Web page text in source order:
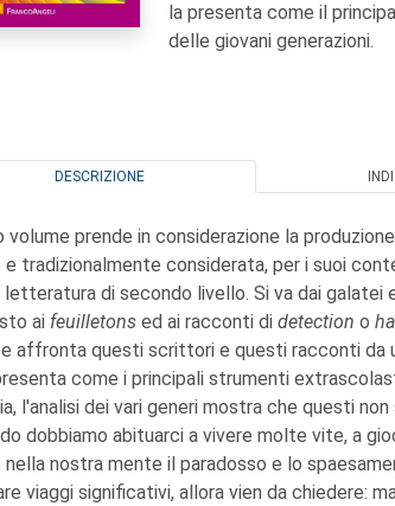
la presenta come il
delle giovani generazioni.
DESCRIZIONE
volume prende in considerazione la
e tradizionalmente considerata, per i suoi
di secondo livello. Si va dai galatei
ai feuilletons ed ai racconti di detection o
affronta questi scrittori e questi racconti
come i principali strumenti
l'analisi dei vari generi mostra che questi
dobbiamo abituarci a vivere molte vite, a
nostra mente il paradosso e lo
viaggi significativi, allora vien da chiedere: